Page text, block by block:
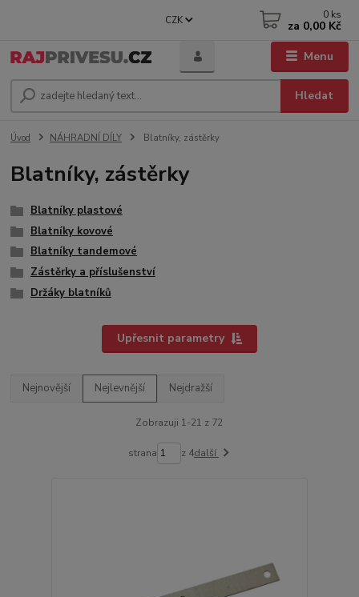
Menu
CZK
Hledat
0 ks
za 0,00 Kč
Úvod NÁHRADNÍ DÍLY Blatníky, zástěrky
Blatníky, zástěrky
Blatníky plastové
Blatníky kovové
Blatníky tandemové
Zástěrky a příslušenství
Držáky blatníků
Upřesnit parametry
Nejnovější Nejlevnější Nejdražší
Zobrazuji 1-21 z 72
strana z 4další